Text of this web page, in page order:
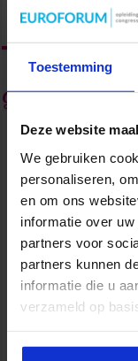
Toestemming
Deze website
We gebruiken
personaliseren,
en om ons
informatie over
partners voor
partners kunnen
informatie die u
verzameld op
Durf jij als
strategisch
april 9, 2025
Geef een reactie
Je e-mailadres wordt